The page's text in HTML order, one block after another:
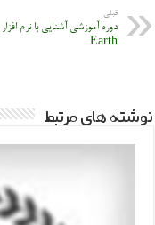
قبلی
Earth
نوشته های مرتبط